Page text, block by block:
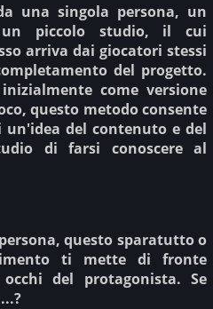
una singola persona, un
piccolo studio, il cui
arriva dai giocatori stessi
del progetto.
come versione
questo metodo consente
del contenuto e del
di farsi conoscere al
questo sparatutto o
ti mette di fronte
del protagonista. Se